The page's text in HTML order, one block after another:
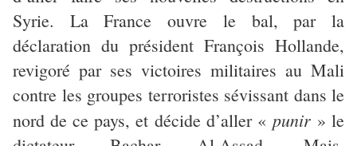
Syrie. La France ouvre le bal, par la
déclaration du président François Hollande,
revigoré par ses victoires militaires au Mali
contre les groupes terroristes sévissant dans le
nord de ce pays, et décide d’aller « punir » le